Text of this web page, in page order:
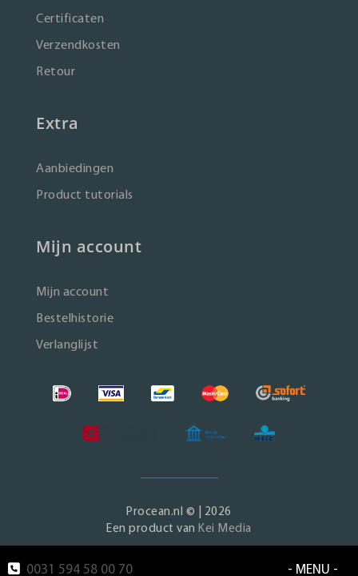
- MENU -
0031 594 58 00 70
Certificaten
Verzendkosten
Retour
Extra
Aanbiedingen
Product tutorials
Mijn account
Mijn account
Bestelhistorie
Verlanglijst
Procean.nl © | 2026
Een product vanKei Media